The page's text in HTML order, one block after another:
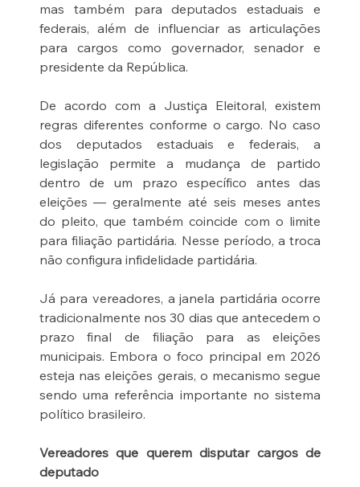
mas também para deputados estaduais e
federais, além de influenciar as articulações
para cargos como governador, senador e
presidente da República.
De acordo com a Justiça Eleitoral, existem
regras diferentes conforme o cargo. No caso
dos deputados estaduais e federais, a
legislação permite a mudança de partido
dentro de um prazo específico antes das
eleições — geralmente até seis meses antes
do pleito, que também coincide com o limite
para filiação partidária. Nesse período, a troca
não configura infidelidade partidária.
Já para vereadores, a janela partidária ocorre
tradicionalmente nos 30 dias que antecedem o
prazo final de filiação para as eleições
municipais. Embora o foco principal em 2026
esteja nas eleições gerais, o mecanismo segue
sendo uma referência importante no sistema
político brasileiro.
Vereadores que querem disputar cargos de
deputado